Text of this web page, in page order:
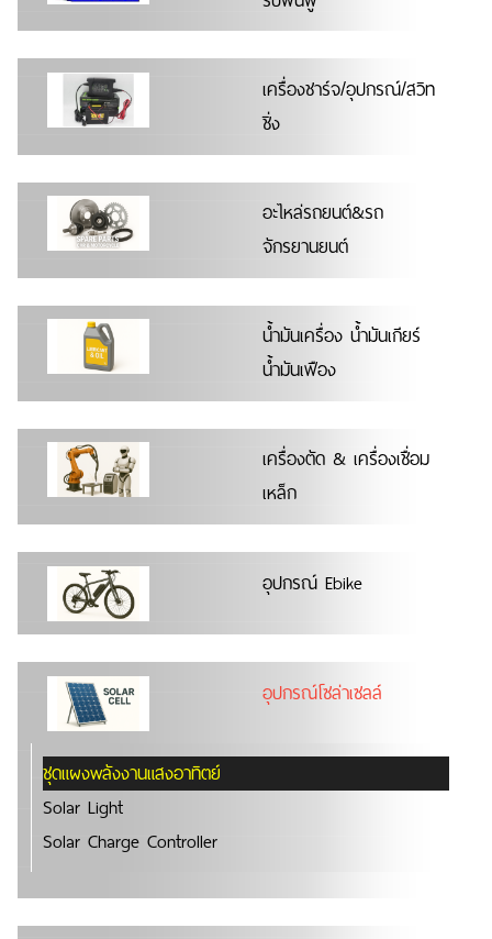
เครื่องชาร์จ/อุปกรณ์/สวิท
ชิ่ง
อะไหล่รถยนต์&รถ
จักรยานยนต์
น้ำมันเครื่อง น้ำมันเกียร์
น้ำมันเฟือง
เครื่องตัด & เครื่องเชื่อม
เหล็ก
อุปกรณ์ Ebike
อุปกรณ์โซล่าเซลล์
ชุดแผงพลังงานแสงอาทิตย์
Solar Light
Solar Charge Controller